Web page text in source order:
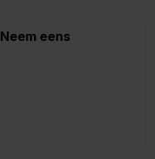
Neem eens